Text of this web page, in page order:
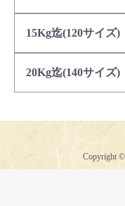
Copyright